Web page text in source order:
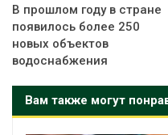
В прошлом году в стране
появилось более 250
новых объектов
водоснабжения
Вам также могут